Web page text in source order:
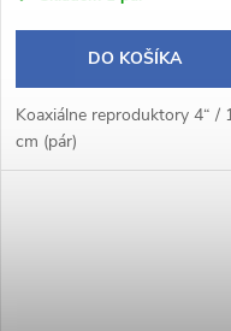
DO KOŠÍKA
Koaxiálne reproduktory 4“ /
cm (pár)